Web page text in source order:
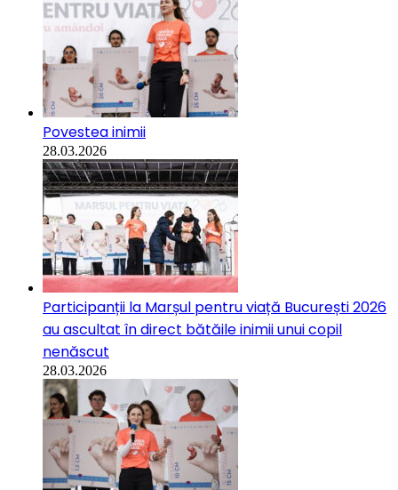
Povestea inimii
28.03.2026
Participanții la Marșul pentru viață București 2026
au ascultat în direct bătăile inimii unui copil
nenăscut
28.03.2026